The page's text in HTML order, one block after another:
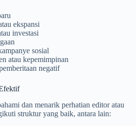
ekspansi
investasi
sosial
atau kepemimpinan
negatif
dan menarik perhatian editor atau
struktur yang baik, antara lain: